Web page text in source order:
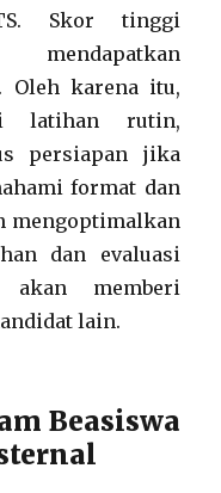
Skor tinggi
mendapatkan
Oleh karena itu,
latihan rutin,
persiapan jika
format dan
mengoptimalkan
dan evaluasi
akan memberi
lain.
Beasiswa